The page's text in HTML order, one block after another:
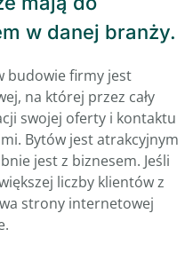
w danej branży.
budowie firmy jest
na której przez cały
swojej oferty i kontaktu
Bytów jest atrakcyjnym
jest z biznesem. Jeśli
liczby klientów z
strony internetowej